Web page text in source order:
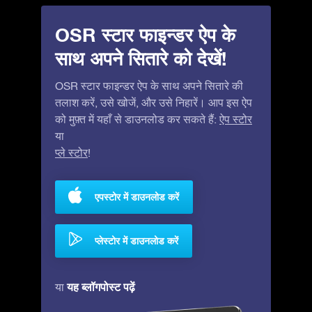
OSR स्टार फाइन्डर ऐप के
साथ अपने सितारे को देखें!
OSR स्टार फाइन्डर ऐप के साथ अपने सितारे की
तलाश करें, उसे खोजें, और उसे निहारें। आप इस ऐप
को मुफ़्त में यहाँ से डाउनलोड कर सकते हैं: ऐप स्टोर
या
प्ले स्टोर!
एपस्टोर में डाउनलोड करें
प्लेस्टोर में डाउनलोड करें
यायह ब्लॉगपोस्ट पढ़ें